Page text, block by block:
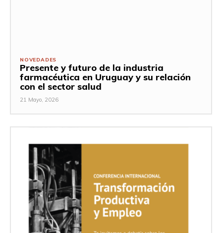
NOVEDADES
Presente y futuro de la industria
farmacéutica en Uruguay y su relación
con el sector salud
21 Mayo, 2026